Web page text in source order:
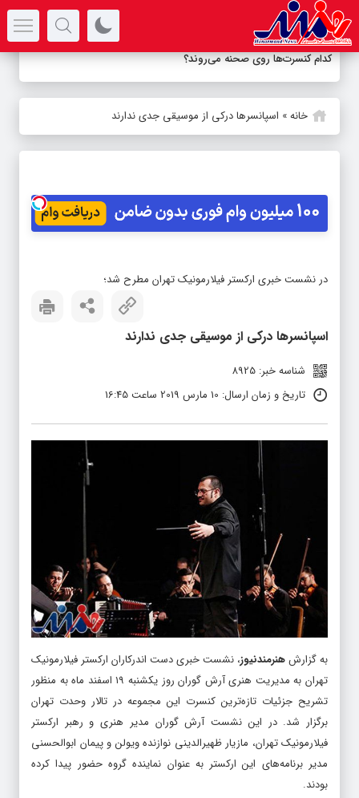
کدام کنسرت‌ها روی صحنه می‌روند؟
خانه» اسپانسرها درکی از موسیقی جدی ندارند
در نشست خبری ارکستر فیلارمونیک تهران مطرح شد؛
اسپانسرها درکی از موسیقی جدی ندارند
شناسه خبر: 8925
تاریخ و زمان ارسال: 10 مارس 2019 ساعت 16:45
به گزارشهنرمندنیوز، نشست خبری دست اندرکاران ارکستر فیلارمونیک
تهران به مدیریت هنری آرش گوران روز یکشنبه ۱۹ اسفند ماه به منظور
تشریح جزئیات تازه‌ترین کنسرت این مجموعه در تالار وحدت تهران
برگزار شد. در این نشست آرش گوران مدیر هنری و رهبر ارکستر
فیلارمونیک تهران، مازیار ظهیرالدینی نوازنده ویولن و پیمان ابوالحسنی
مدیر برنامه‌های این ارکستر به عنوان نماینده گروه حضور پیدا کرده
بودند.